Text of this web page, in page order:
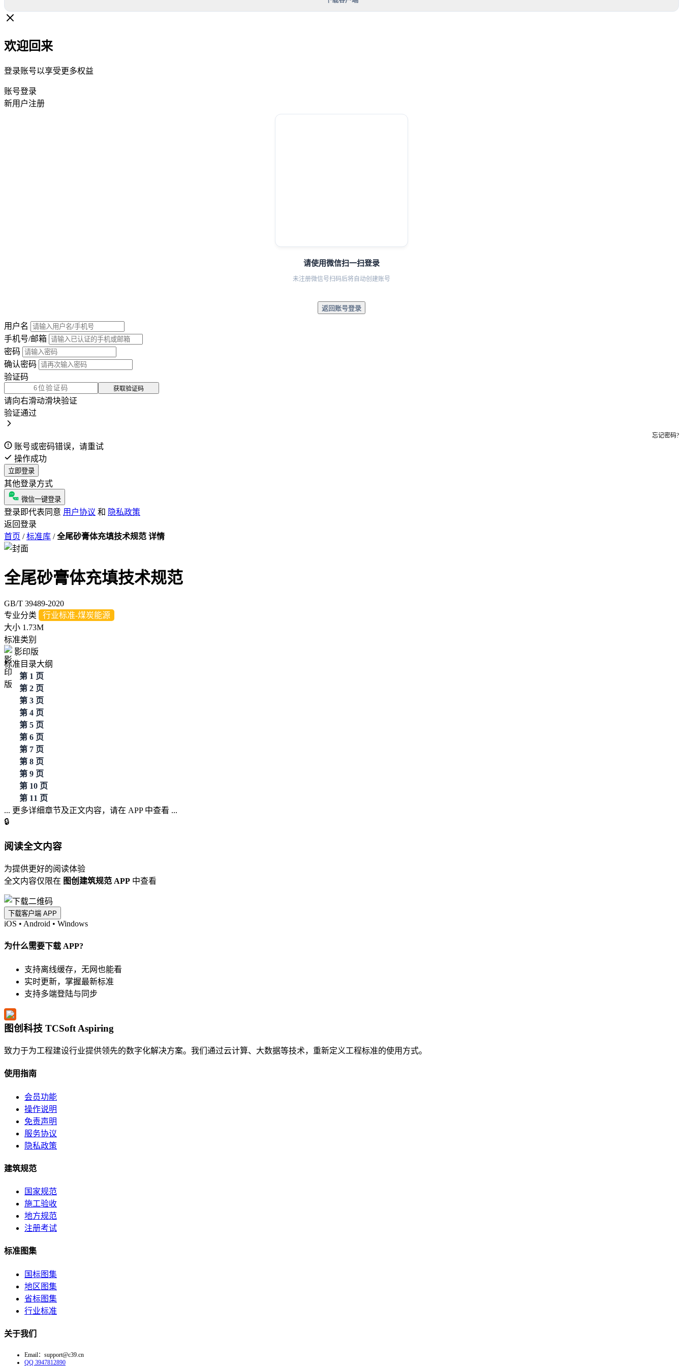
欢迎回来
登录账号以享受更多权益
账号登录
新用户注册
请使用微信扫一扫登录
未注册微信号扫码后将自动创建账号
返回账号登录
用户名
手机号/邮箱
密码
确认密码
验证码
获取验证码
请向右滑动滑块验证
验证通过
忘记密码?
账号或密码错误，请重试
操作成功
立即登录
其他登录方式
微信一键登录
登录即代表同意 用户协议 和 隐私政策
返回登录
首页 / 标准库 / 全尾砂膏体充填技术规范 详情
全尾砂膏体充填技术规范
GB/T 39489-2020
专业分类
行业标准-煤炭能源
大小 1.73M
标准类别
影印版
标准目录大纲
第 1 页
第 2 页
第 3 页
第 4 页
第 5 页
第 6 页
第 7 页
第 8 页
第 9 页
第 10 页
第 11 页
... 更多详细章节及正文内容，请在 APP 中查看 ...
🔒
阅读全文内容
为提供更好的阅读体验
全文内容仅限在 图创建筑规范 APP 中查看
下载客户端 APP
iOS • Android • Windows
为什么需要下载 APP?
支持离线缓存，无网也能看
实时更新，掌握最新标准
支持多端登陆与同步
图创科技 TCSoft Aspiring
致力于为工程建设行业提供领先的数字化解决方案。我们通过云计算、大数据等技术，重新定义工程标准的使用方式。
使用指南
会员功能
操作说明
免责声明
服务协议
隐私政策
建筑规范
国家规范
施工验收
地方规范
注册考试
标准图集
国标图集
地区图集
省标图集
行业标准
关于我们
Email：support@c39.cn
QQ 3947812890